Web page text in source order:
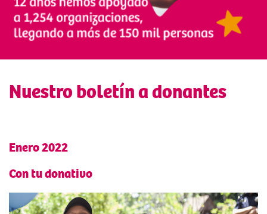
Nuestro boletín a donantes
Enero 2022
Con tu donativo